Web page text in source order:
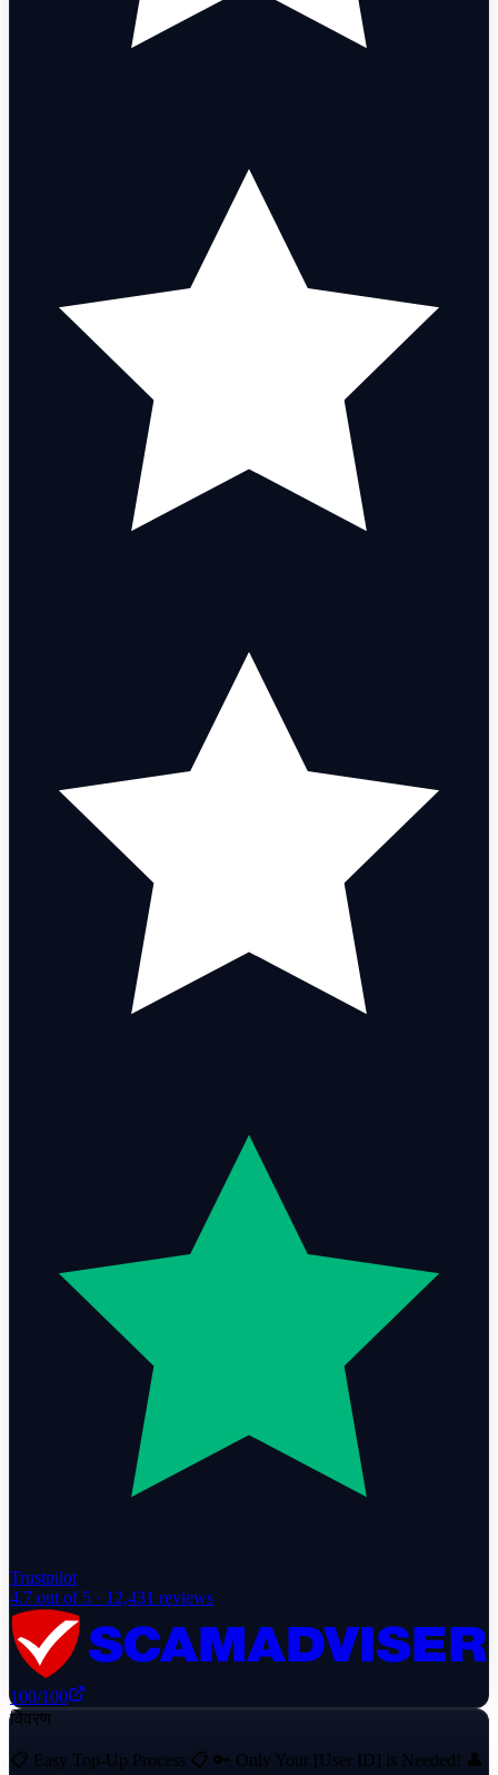
Trustpilot
4.7 out of 5 · 12,431 reviews
100/100
विवरण
📋 Easy Top-Up Process 📋 🔑 Only Your [User ID] is Needed! 👤